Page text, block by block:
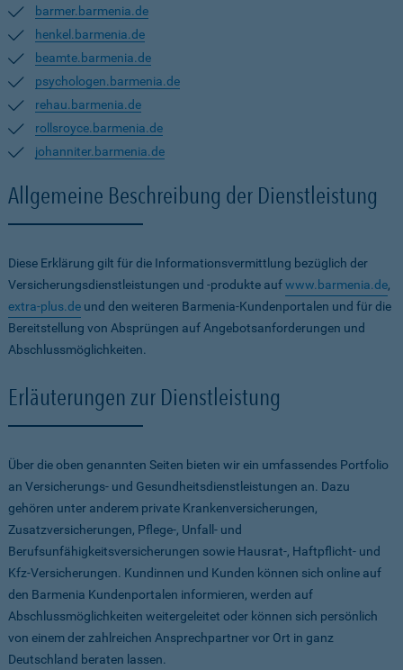
barmer.barmenia.de
henkel.barmenia.de
beamte.barmenia.de
psychologen.barmenia.de
rehau.barmenia.de
rollsroyce.barmenia.de
johanniter.barmenia.de
Allgemeine Beschreibung der Dienstleistung
Diese Erklärung gilt für die Informationsvermittlung bezüglich der
Versicherungsdienstleistungen und -produkte aufwww.barmenia.de,
extra-plus.de und den weiteren Barmenia-Kundenportalen und für die
Bereitstellung von Absprüngen auf Angebotsanforderungen und
Abschlussmöglichkeiten.
Erläuterungen zur Dienstleistung
Über die oben genannten Seiten bieten wir ein umfassendes Portfolio
an Versicherungs- und Gesundheitsdienstleistungen an. Dazu
gehören unter anderem private Krankenversicherungen,
Zusatzversicherungen, Pflege-, Unfall- und
Berufsunfähigkeitsversicherungen sowie Hausrat-, Haftpflicht- und
Kfz-Versicherungen. Kundinnen und Kunden können sich online auf
den Barmenia Kundenportalen informieren, werden auf
Abschlussmöglichkeiten weitergeleitet oder können sich persönlich
von einem der zahlreichen Ansprechpartner vor Ort in ganz
Deutschland beraten lassen.